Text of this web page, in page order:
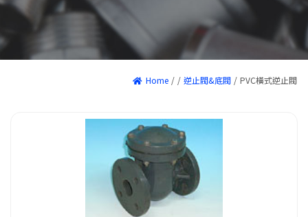
Home / / 逆止閥&底閥 / PVC橫式逆止閥